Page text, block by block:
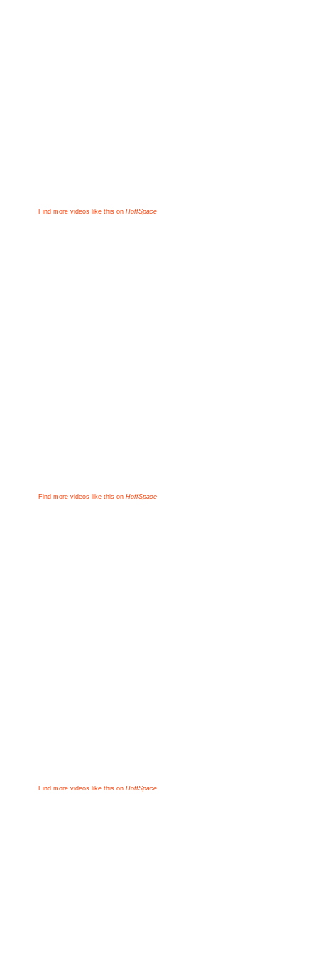
Find more videos like this on HoffSpace
Find more videos like this on HoffSpace
Find more videos like this on HoffSpace